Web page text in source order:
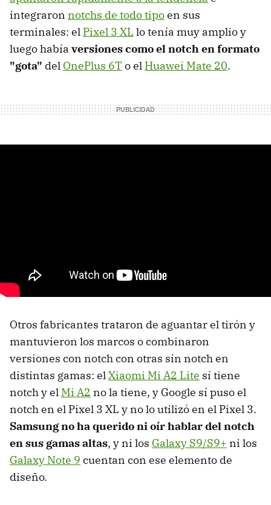
integraron notchs de todo tipoen sus
terminales: el Pixel 3 XL lo tenía muy amplio y
luego había versiones como el notch en formato
"gota" del OnePlus 6To el Huawei Mate 20.
Otros fabricantes trataron de aguantar el tirón y
mantuvieron los marcos o combinaron
versiones con notch con otras sin notch en
distintas gamas: elXiaomi Mi A2 Lite sí tiene
notch y el Mi A2 no la tiene, y Google sí puso el
notch en el Pixel 3 XL y no lo utilizó en el Pixel 3.
Samsung no ha querido ni oír hablar del notch
en sus gamas altas, y ni los Galaxy S9/S9+ ni los
Galaxy Note 9 cuentan con ese elemento de
diseño.